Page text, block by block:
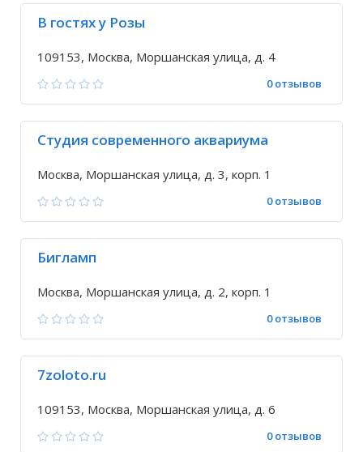
В гостях у Розы
109153, Москва, Моршанская улица, д. 4
0 отзывов
Студия современного аквариума
Москва, Моршанская улица, д. 3, корп. 1
0 отзывов
Бигламп
Москва, Моршанская улица, д. 2, корп. 1
0 отзывов
7zoloto.ru
109153, Москва, Моршанская улица, д. 6
0 отзывов